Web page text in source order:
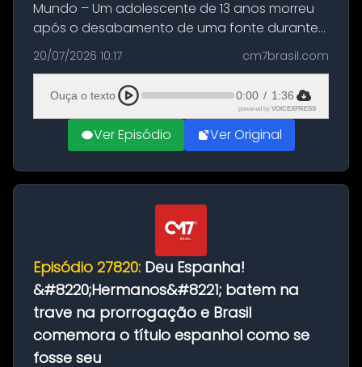
Mundo – Um adolescente de 13 anos morreu
após o desabamento de uma fonte durante
as comemorações pelo título da Copa do
Mundo conquistado pela Espanha, em
Ciudad Rodrigo, na província de Salamanca,
no...
20/07/2026 10:17 cm7brasil.com
Ouça o texto 0:00 / 1:36
powered by VOICEXPRESS
Ver Episódio Ver Original
Episódio 27820: Deu Espanha!
&#8220;Hermanos&#8221; batem na
trave na prorrogação e Brasil
comemora o título espanhol como se
fosse seu